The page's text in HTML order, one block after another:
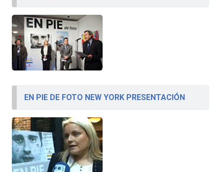
EN PIE DE FOTO NEW YORK PRESENTACIÓN